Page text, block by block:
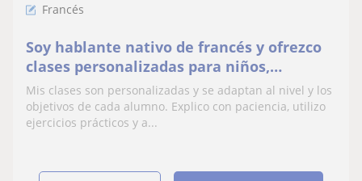
Francés
Soy hablante nativo de francés y ofrezco
clases personalizadas para niños,
adolescentes y adultos
Mis clases son personalizadas y se adaptan al nivel y los
objetivos de cada alumno. Explico con paciencia, utilizo
ejercicios prácticos y a...